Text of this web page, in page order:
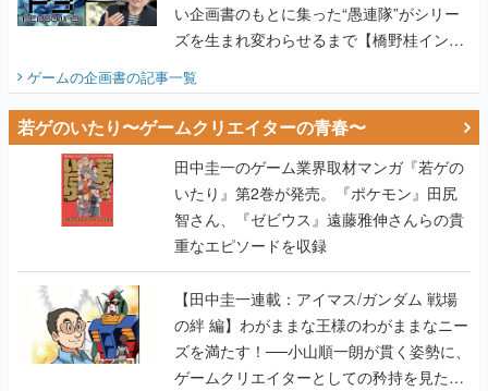
い企画書のもとに集った“愚連隊”がシリー
ズを生まれ変わらせるまで【橋野桂インタ
ビュー】
ゲームの企画書の記事一覧
若ゲのいたり〜ゲームクリエイターの青春〜
田中圭一のゲーム業界取材マンガ『若ゲの
いたり』第2巻が発売。『ポケモン』田尻
智さん、『ゼビウス』遠藤雅伸さんらの貴
重なエピソードを収録
【田中圭一連載：アイマス/ガンダム 戦場
の絆 編】わがままな王様のわがままなニー
ズを満たす！──小山順一朗が貫く姿勢に、
ゲームクリエイターとしての矜持を見た